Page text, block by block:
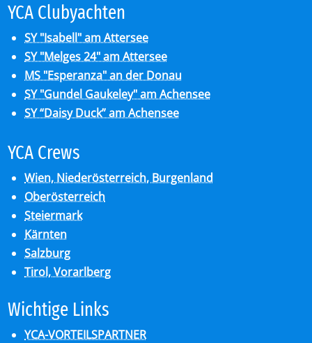
YCA Club­y­ach­ten
SY "Isabell" am Attersee
SY "Melges 24" am Attersee
MS "Esperanza" an der Donau
SY "Gundel Gaukeley" am Achensee
SY “Daisy Duck” am Achensee
YCA Crews
Wien, Niederösterreich, Burgenland
Oberösterreich
Steiermark
Kärnten
Salzburg
Tirol, Vorarlberg
Wich­ti­ge Links
YCA-VORTEILSPARTNER